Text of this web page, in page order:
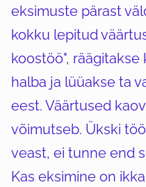
eksimuste pärast
kokku lepitud
koostöö",
halba ja lüüakse ta
eest. Väärtused
võimutseb. Ükski
veast, ei tunne end
Kas eksimine on